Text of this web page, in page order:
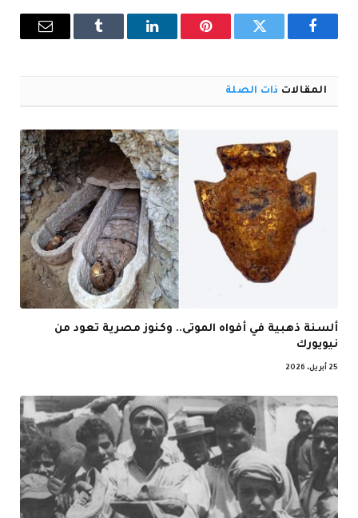
فيسبوك تويتر بينتيريستلينكدإن Tumblr
البريد
المقالات ذات الصلة
ألسنة ذهبية في أفواه الموتى.. وكنوز مصرية تعود من
نيويورك
25 أبريل، 2026